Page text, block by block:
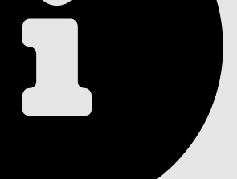
Pesquisar